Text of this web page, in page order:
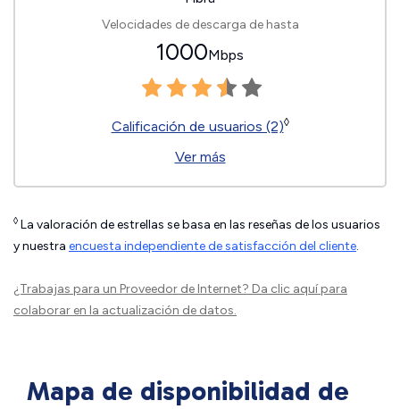
Velocidades de descarga de hasta
1000Mbps
Calificación de usuarios (2)◊
Ver más
◊ La valoración de estrellas se basa en las reseñas de los usuarios
y nuestra encuesta independiente de satisfacción del cliente.
¿Trabajas para un Proveedor de Internet? Da clic aquípara
colaborar en la actualización de datos.
Mapa de disponibilidad de